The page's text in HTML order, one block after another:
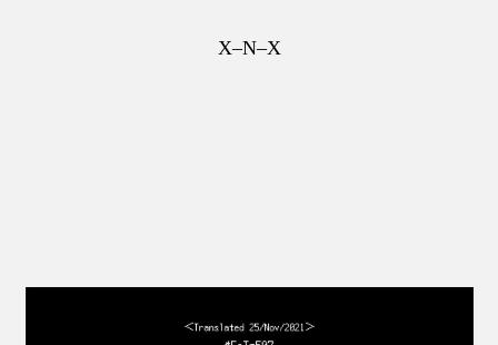
X–N–X